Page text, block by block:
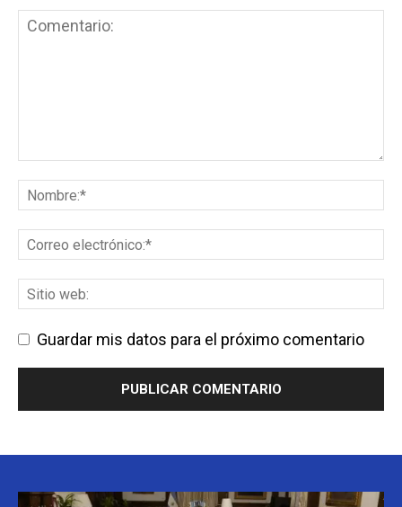
Guardar mis datos para el próximo comentario